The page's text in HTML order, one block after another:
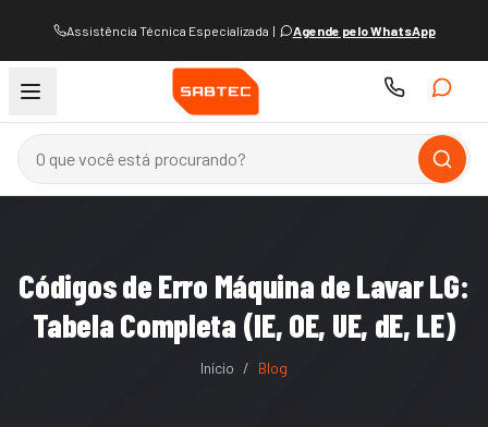
Assistência Técnica Especializada | Agende pelo WhatsApp
Códigos de Erro Máquina de Lavar LG:
Tabela Completa (IE, OE, UE, dE, LE)
Início / Blog